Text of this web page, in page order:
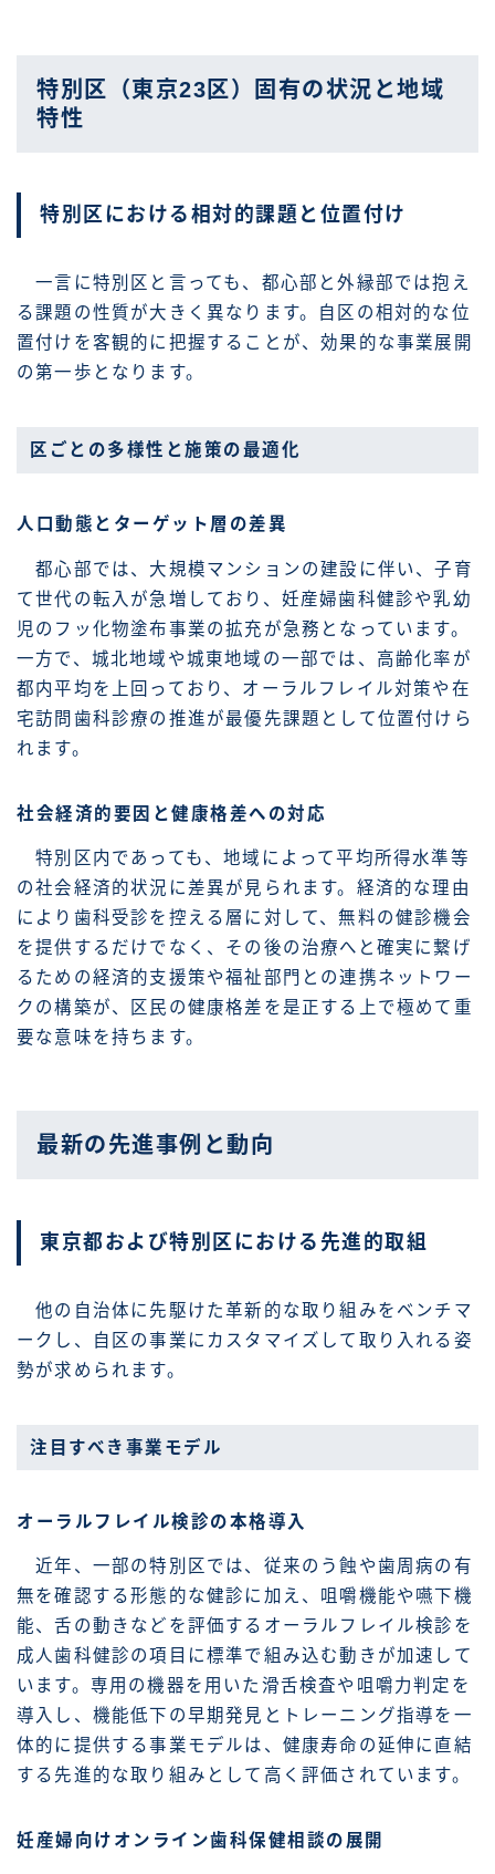
特別区（東京23区）固有の状況と地域
特性
特別区における相対的課題と位置付け
一言に特別区と言っても、都心部と外縁部では抱え
る課題の性質が大きく異なります。自区の相対的な位
置付けを客観的に把握することが、効果的な事業展開
の第一歩となります。
区ごとの多様性と施策の最適化
人口動態とターゲット層の差異
都心部では、大規模マンションの建設に伴い、子育
て世代の転入が急増しており、妊産婦歯科健診や乳幼
児のフッ化物塗布事業の拡充が急務となっています。
一方で、城北地域や城東地域の一部では、高齢化率が
都内平均を上回っており、オーラルフレイル対策や在
宅訪問歯科診療の推進が最優先課題として位置付けら
れます。
社会経済的要因と健康格差への対応
特別区内であっても、地域によって平均所得水準等
の社会経済的状況に差異が見られます。経済的な理由
により歯科受診を控える層に対して、無料の健診機会
を提供するだけでなく、その後の治療へと確実に繋げ
るための経済的支援策や福祉部門との連携ネットワー
クの構築が、区民の健康格差を是正する上で極めて重
要な意味を持ちます。
最新の先進事例と動向
東京都および特別区における先進的取組
他の自治体に先駆けた革新的な取り組みをベンチマ
ークし、自区の事業にカスタマイズして取り入れる姿
勢が求められます。
注目すべき事業モデル
オーラルフレイル検診の本格導入
近年、一部の特別区では、従来のう蝕や歯周病の有
無を確認する形態的な健診に加え、咀嚼機能や嚥下機
能、舌の動きなどを評価するオーラルフレイル検診を
成人歯科健診の項目に標準で組み込む動きが加速して
います。専用の機器を用いた滑舌検査や咀嚼力判定を
導入し、機能低下の早期発見とトレーニング指導を一
体的に提供する事業モデルは、健康寿命の延伸に直結
する先進的な取り組みとして高く評価されています。
妊産婦向けオンライン歯科保健相談の展開